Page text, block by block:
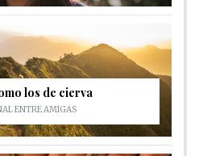
los de cierva
ENTRE AMIGAS